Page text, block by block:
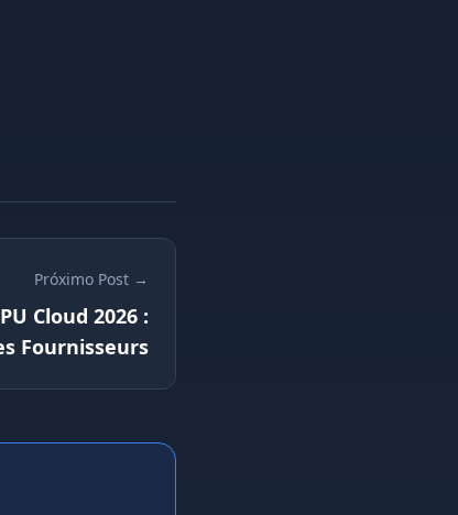
Próximo Post →
Cloud 2026 :
Fournisseurs